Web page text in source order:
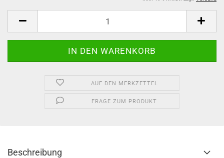
AUF DEN MERKZETTEL
FRAGE ZUM PRODUKT
Beschreibung